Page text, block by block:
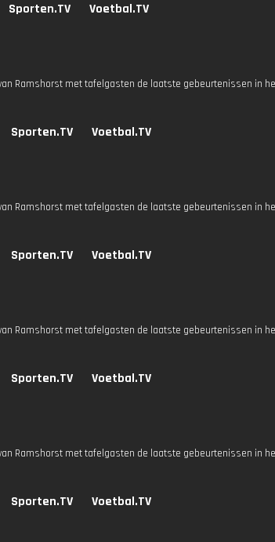
Sporten.TV Voetbal.TV
Ramshorst met tafelgasten de laatste gebeurtenissen in
Sporten.TV Voetbal.TV
Ramshorst met tafelgasten de laatste gebeurtenissen in
Sporten.TV Voetbal.TV
Ramshorst met tafelgasten de laatste gebeurtenissen in
Sporten.TV Voetbal.TV
Ramshorst met tafelgasten de laatste gebeurtenissen in
Sporten.TV Voetbal.TV